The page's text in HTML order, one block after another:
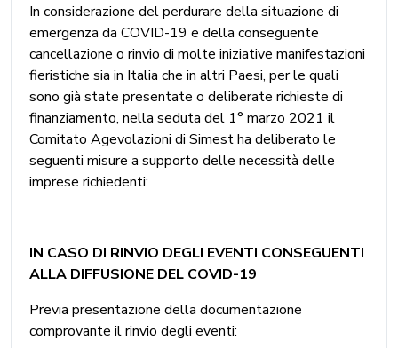
In considerazione del perdurare della situazione di
emergenza da COVID-19 e della conseguente
cancellazione o rinvio di molte iniziative manifestazioni
fieristiche sia in Italia che in altri Paesi, per le quali
sono già state presentate o deliberate richieste di
finanziamento, nella seduta del 1° marzo 2021 il
Comitato Agevolazioni di Simest ha deliberato le
seguenti misure a supporto delle necessità delle
imprese richiedenti:
IN CASO DI RINVIO DEGLI EVENTI CONSEGUENTI
ALLA DIFFUSIONE DEL COVID-19
Previa presentazione della documentazione
comprovante il rinvio degli eventi: